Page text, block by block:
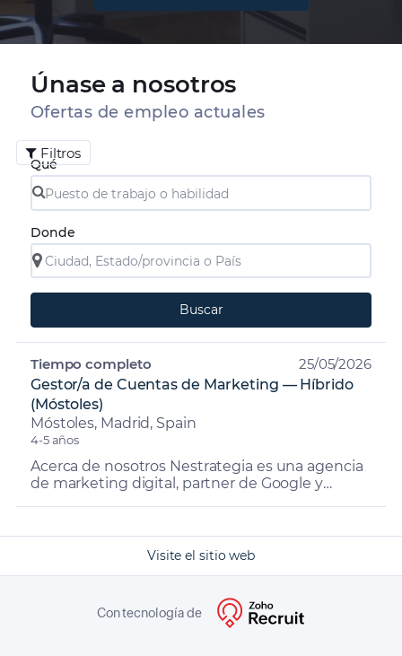
Únase a nosotros
Ofertas de empleo actuales
Filtros
Qué
Donde
Buscar
Gestor/a de Cuentas de Marketing — Híbrido
(Móstoles)
Móstoles, Madrid, Spain
4-5 años
Acerca de nosotros Nestrategia es una agencia
de marketing digital, partner de Google y
Tiempo completo 25/05/2026
Visite el sitio web
Con tecnología de